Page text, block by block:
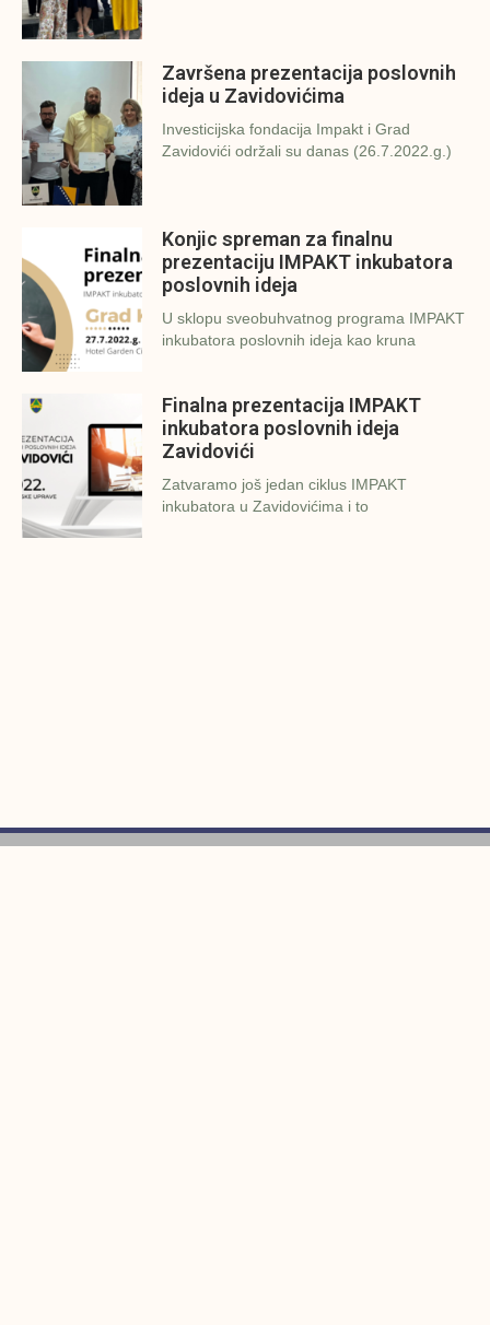
Završena prezentacija poslovnih
ideja u Zavidovićima
Investicijska fondacija Impakt i Grad
Zavidovići održali su danas (26.7.2022.g.)
Konjic spreman za finalnu
prezentaciju IMPAKT inkubatora
poslovnih ideja
U sklopu sveobuhvatnog programa IMPAKT
inkubatora poslovnih ideja kao kruna
Finalna prezentacija IMPAKT
inkubatora poslovnih ideja
Zavidovići
Zatvaramo još jedan ciklus IMPAKT
inkubatora u Zavidovićima i to